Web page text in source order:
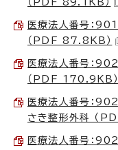
医療法人番号：
（PDF 87.8KB）
医療法人番号：
（PDF 170.9KB）
医療法人番号：
さき整形外科 （
医療法人番号：